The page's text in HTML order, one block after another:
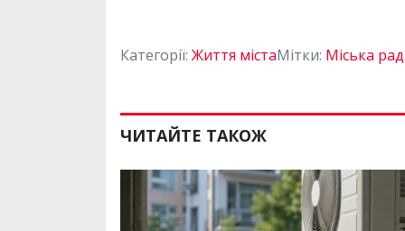
Категорії: Життя містаМітки: Міська
ЧИТАЙТЕ ТАКОЖ